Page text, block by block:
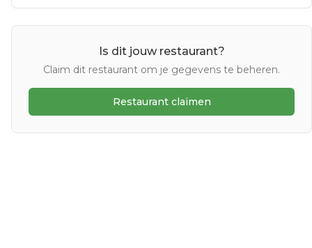
Is dit jouw restaurant?
Claim dit restaurant om je gegevens te beheren.
Restaurant claimen